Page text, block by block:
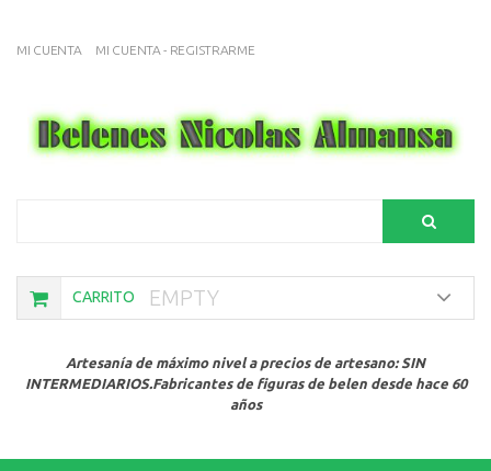
MI CUENTA MI CUENTA - REGISTRARME
CARRITO EMPTY
Artesanía de máximo nivel a precios de artesano: SIN
INTERMEDIARIOS.Fabricantes de figuras de belen desde hace 60
años